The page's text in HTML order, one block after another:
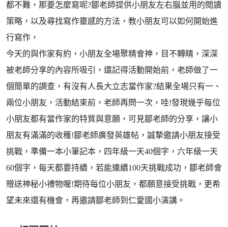
都不難，那要怎麼寫呢?鄒老師提供小朋友左右腦並用的閱讀
策略，以及尋找寫作靈感的方法，教小朋友可以如何開始進
行寫作，
今天的與作家有約，小朋友全場聚精會神，目不轉睛，深深
被老師分享的內容所吸引，還記得活動開始前，老師做了一
個簡單的調查，有沒有人長大立志當作家?結果全場只有一、
兩位小朋友，活動結束前，老師再問一次，哇!發現幾乎每位
小朋友都有當作家的特質與意願，可見鄒老師的分享，讓小
朋友有滿滿的收穫!鄒老師廣發英雄帖，誠摯邀請小朋友接受
挑戰，準備一本小筆記本，四年級一天40個字，六年級一天
60個字，每天都要持續，若能連續100天挑戰成功，鄒老師會
贈送神秘小禮物喔!期待每位小朋友，都願意接受挑戰，更希
望未來還有機會，再邀請鄒老師到仁愛國小演講。